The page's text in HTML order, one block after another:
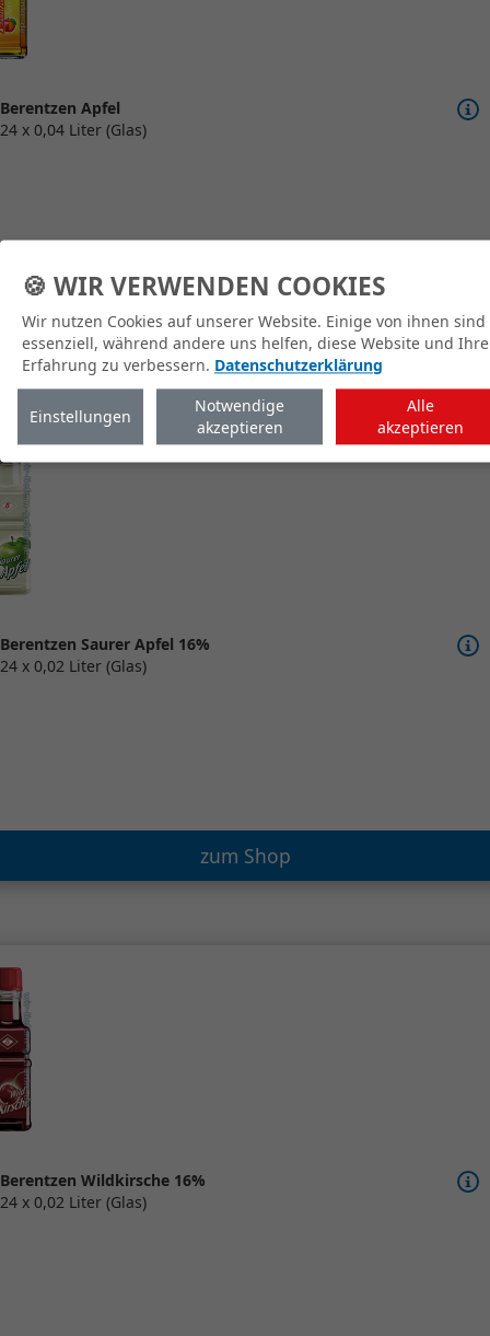
Berentzen Apfel
24 x 0,04 Liter (Glas)
zum Shop
Berentzen Saurer Apfel 16%
24 x 0,02 Liter (Glas)
zum Shop
Berentzen Wildkirsche 16%
24 x 0,02 Liter (Glas)
🍪 WIR VERWENDEN COOKIES
Wir nutzen Cookies auf unserer Website. Einige von ihnen sind
essenziell, während andere uns helfen, diese Website und Ihre
Erfahrung zu verbessern. Datenschutzerklärung
Einstellungen
Notwendige
akzeptieren
Alle
akzeptieren